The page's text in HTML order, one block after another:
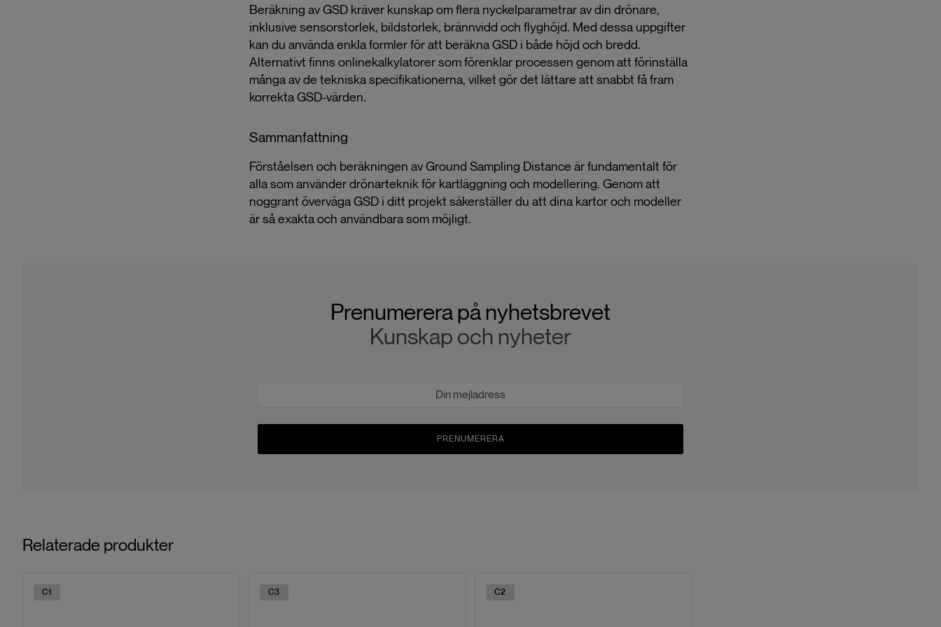
Beräkning av GSD kräver kunskap om flera nyckelparametrar av din drönare,
inklusive sensorstorlek, bildstorlek, brännvidd och flyghöjd. Med dessa uppgifter
kan du använda enkla formler för att beräkna GSD i både höjd och bredd.
Alternativt finns onlinekalkylatorer som förenklar processen genom att förinställa
många av de tekniska specifikationerna, vilket gör det lättare att snabbt få fram
korrekta GSD-värden.
Sammanfattning
Förståelsen och beräkningen av Ground Sampling Distance är fundamentalt för
alla som använder drönarteknik för kartläggning och modellering. Genom att
noggrant överväga GSD i ditt projekt säkerställer du att dina kartor och modeller
är så exakta och användbara som möjligt.
Prenumerera på nyhetsbrevet
Kunskap och nyheter
PRENUMERERA
Relaterade produkter
C1 C3 C2